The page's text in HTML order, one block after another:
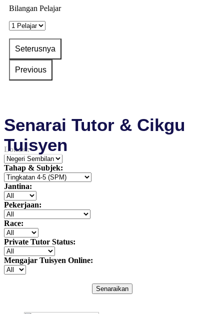
Bilangan Pelajar
Senarai Tutor & Cikgu
Tuisyen
Lokasi:
Tahap & Subjek:
Jantina:
Pekerjaan:
Race:
Private Tutor Status:
Mengajar Tuisyen Online:
Senaraikan